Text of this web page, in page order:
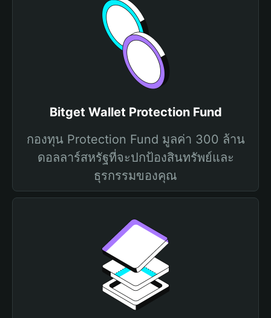
Bitget Wallet Protection Fund
กองทุน Protection Fund มูลค่า 300 ล้าน
ดอลลาร์สหรัฐที่จะปกป้องสินทรัพย์และ
ธุรกรรมของคุณ